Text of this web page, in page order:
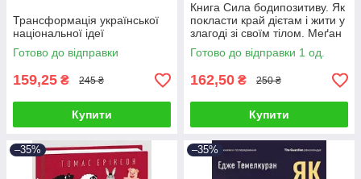
Трансформація української
національної ідеї
Готово до відправки
159,25 ₴ 245 ₴
Купити
Книга Сила бодипозитиву. Як
покласти край дієтам і жити у
злагоді зі своїм тілом. Меґан
Джейн Кребб
Готово до відправки 1 од.
162,50 ₴ 250 ₴
Купити
–35% –35%